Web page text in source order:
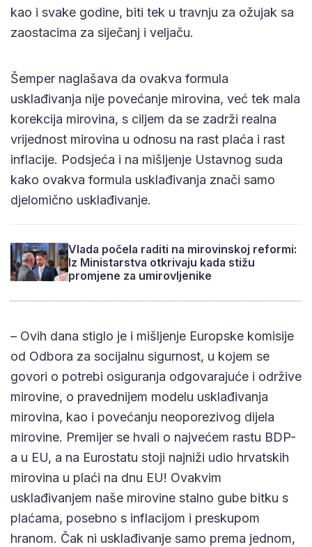
kao i svake godine, biti tek u travnju za ožujak sa
zaostacima za siječanj i veljaču.
Šemper naglašava da ovakva formula
usklađivanja nije povećanje mirovina, već tek mala
korekcija mirovina, s ciljem da se zadrži realna
vrijednost mirovina u odnosu na rast plaća i rast
inflacije. Podsjeća i na mišljenje Ustavnog suda
kako ovakva formula usklađivanja znači samo
djelomično usklađivanje.
Vlada počela raditi na mirovinskoj reformi:
Iz Ministarstva otkrivaju kada stižu
promjene za umirovljenike
– Ovih dana stiglo je i mišljenje Europske komisije
od Odbora za socijalnu sigurnost, u kojem se
govori o potrebi osiguranja odgovarajuće i održive
mirovine, o pravednijem modelu usklađivanja
mirovina, kao i povećanju neoporezivog dijela
mirovine. Premijer se hvali o najvećem rastu BDP-
a u EU, a na Eurostatu stoji najniži udio hrvatskih
mirovina u plaći na dnu EU! Ovakvim
usklađivanjem naše mirovine stalno gube bitku s
plaćama, posebno s inflacijom i preskupom
hranom. Čak ni usklađivanje samo prema jednom,